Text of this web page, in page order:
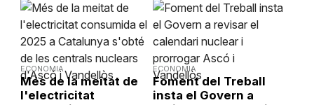
ECONOMIA
Més de la meitat de
l'electricitat
ECONOMIA
Foment del Treball
insta el Govern a